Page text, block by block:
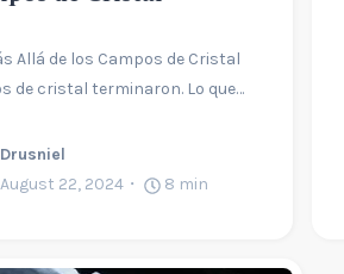
Allá de los Campos de Cristal
de cristal terminaron. Lo que…
Drusniel
August 22, 2024
8 min